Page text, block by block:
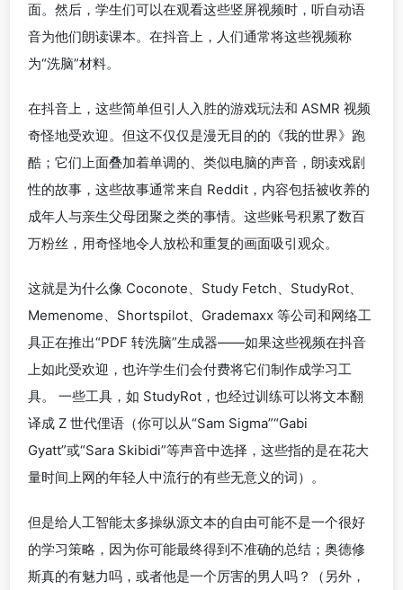
面。然后，学生们可以在观看这些竖屏视频时，听自动语
音为他们朗读课本。在抖音上，人们通常将这些视频称
为“洗脑”材料。
在抖音上，这些简单但引人入胜的游戏玩法和 ASMR 视频
奇怪地受欢迎。但这不仅仅是漫无目的的《我的世界》跑
酷；它们上面叠加着单调的、类似电脑的声音，朗读戏剧
性的故事，这些故事通常来自 Reddit，内容包括被收养的
成年人与亲生父母团聚之类的事情。这些账号积累了数百
万粉丝，用奇怪地令人放松和重复的画面吸引观众。
这就是为什么像 Coconote、Study Fetch、StudyRot、
Memenome、Shortspilot、Grademaxx 等公司和网络工
具正在推出“PDF 转洗脑”生成器——如果这些视频在抖音
上如此受欢迎，也许学生们会付费将它们制作成学习工
具。 一些工具，如 StudyRot，也经过训练可以将文本翻
译成 Z 世代俚语（你可以从“Sam Sigma”“Gabi
Gyatt”或“Sara Skibidi”等声音中选择，这些指的是在花大
量时间上网的年轻人中流行的有些无意义的词）。
但是给人工智能太多操纵源文本的自由可能不是一个很好
的学习策略，因为你可能最终得到不准确的总结；奥德修
斯真的有魅力吗，或者他是一个厉害的男人吗？（另外，